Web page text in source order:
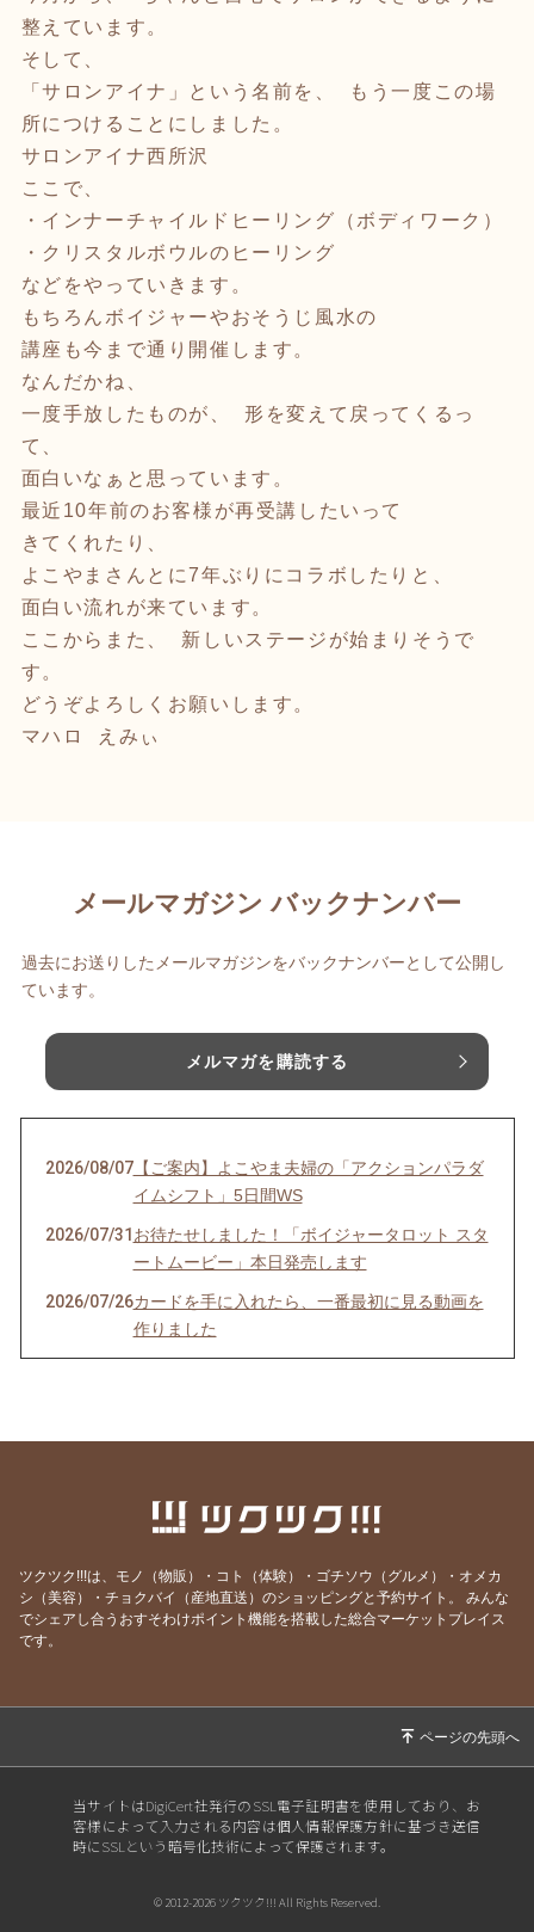
整えています。
そして、
「サロンアイナ」という名前を、 もう一度この場
所につけることにしました。
サロンアイナ西所沢
ここで、
・インナーチャイルドヒーリング（ボディワーク）
・クリスタルボウルのヒーリング
などをやっていきます。
もちろんボイジャーやおそうじ風水の
講座も今まで通り開催します。
なんだかね、
一度手放したものが、 形を変えて戻ってくるっ
て、
面白いなぁと思っています。
最近10年前のお客様が再受講したいって
きてくれたり、
よこやまさんとに7年ぶりにコラボしたりと、
面白い流れが来ています。
ここからまた、 新しいステージが始まりそうで
す。
どうぞよろしくお願いします。
マハロ えみぃ
メールマガジン バックナンバー
過去にお送りしたメールマガジンをバックナンバーとして公開し
ています。
メルマガを購読する
2026/08/07【ご案内】よこやま夫婦の「アクションパラダ
イムシフト」5日間WS
2026/07/31 お待たせしました！「ボイジャータロット スタ
ートムービー」本日発売します
2026/07/26カードを手に入れたら、一番最初に見る動画を
作りました
魂の声、聞こえてる？ゆうあか個別説明会受付
2026/07/02緩んで、許して、委ねて、そしてみんなで豊か
になる。そんな場を作ります。
2026/07/01
さんの名言〜
2026/06/15今日19:30スタート！ゆうアカ5日間WS、いよ
この講座、私が一番受けたかった
ツクツク!!!は、モノ（物販）・コト（体験）・ゴチソウ（グルメ）・オメカ
シ（美容）・チョクバイ（産地直送）のショッピングと予約サイト。
みんな
でシェアし合うおすそわけポイント機能を搭載した総合マーケットプレイス
です。
当サイトはDigiCert社発行のSSL電子証明書を使用しており、お
客様によって入力される内容は個人情報保護方針に基づき送信
時にSSLという暗号化技術によって保護されます。
© 2012-2026 ツクツク!!! All Rights Reserved.